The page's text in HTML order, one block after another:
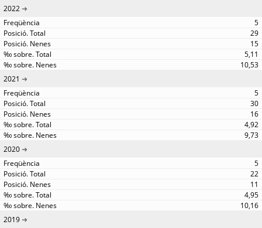
2022
5
29
15
5,11
10,53
2021
5
30
16
4,92
9,73
2020
5
22
11
4,95
10,16
2019